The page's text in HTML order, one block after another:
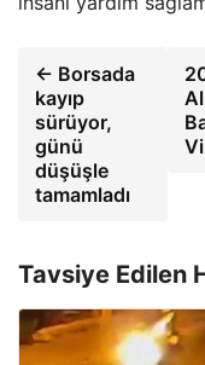
← Borsada
kayıp
sürüyor,
günü
düşüşle
tamamladı
Tavsiye Edilen